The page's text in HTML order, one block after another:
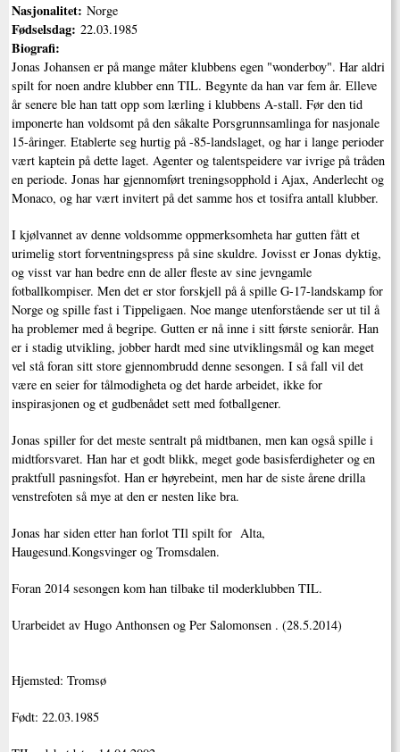
Nasjonalitet: Norge
Fødselsdag: 22.03.1985
Biografi:
Jonas Johansen er på mange måter klubbens egen "wonderboy". Har aldri
spilt for noen andre klubber enn TIL. Begynte da han var fem år. Elleve
år senere ble han tatt opp som lærling i klubbens A-stall. Før den tid
imponerte han voldsomt på den såkalte Porsgrunnsamlinga for nasjonale
15-åringer. Etablerte seg hurtig på -85-landslaget, og har i lange perioder
vært kaptein på dette laget. Agenter og talentspeidere var ivrige på tråden
en periode. Jonas har gjennomført treningsopphold i Ajax, Anderlecht og
Monaco, og har vært invitert på det samme hos et tosifra antall klubber.
I kjølvannet av denne voldsomme oppmerksomheta har gutten fått et
urimelig stort forventningspress på sine skuldre. Jovisst er Jonas dyktig,
og visst var han bedre enn de aller fleste av sine jevngamle
fotballkompiser. Men det er stor forskjell på å spille G-17-landskamp for
Norge og spille fast i Tippeligaen. Noe mange utenforstående ser ut til å
ha problemer med å begripe. Gutten er nå inne i sitt første seniorår. Han
er i stadig utvikling, jobber hardt med sine utviklingsmål og kan meget
vel stå foran sitt store gjennombrudd denne sesongen. I så fall vil det
være en seier for tålmodigheta og det harde arbeidet, ikke for
inspirasjonen og et gudbenådet sett med fotballgener.
Jonas spiller for det meste sentralt på midtbanen, men kan også spille i
midtforsvaret. Han har et godt blikk, meget gode basisferdigheter og en
praktfull pasningsfot. Han er høyrebeint, men har de siste årene drilla
venstrefoten så mye at den er nesten like bra.
Jonas har siden etter han forlot TIl spilt for Alta,
Haugesund.Kongsvinger og Tromsdalen.
Foran 2014 sesongen kom han tilbake til moderklubben TIL.
Urarbeidet av Hugo Anthonsen og Per Salomonsen . (28.5.2014)
Hjemsted: Tromsø
Født: 22.03.1985